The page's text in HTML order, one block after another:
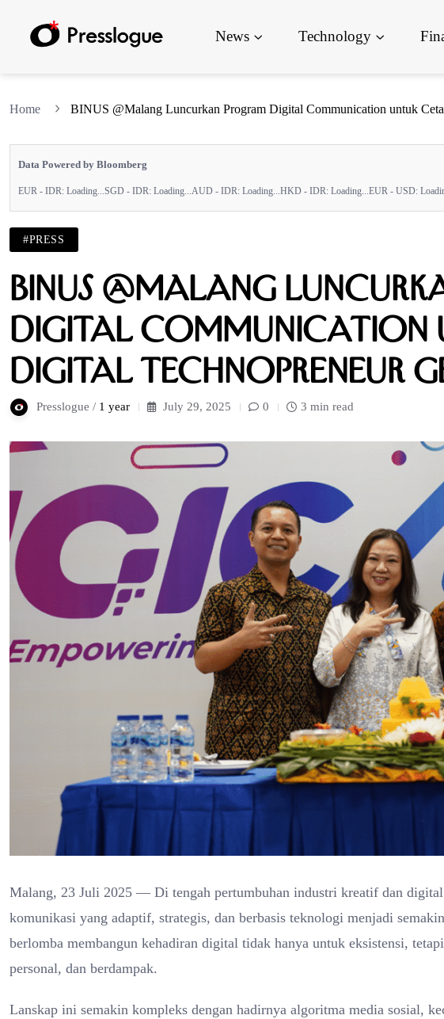
News Technology
Home BINUS @Malang Luncurkan Program Digital Communication untuk
Data Powered by Bloomberg
EUR - IDR: Loading...SGD - IDR: Loading...AUD - IDR: Loading...HKD - IDR: Loading...EUR - USD:
#PRESS
BINUS @Malang
Digital Communication
Digital Technopreneur
Presslogue / 1 year July 29, 2025 0 3 min read
Malang, 23 Juli 2025 — Di tengah pertumbuhan industri kreatif dan
komunikasi yang adaptif, strategis, dan berbasis teknologi menjadi
berlomba membangun kehadiran digital tidak hanya untuk eksistensi,
personal, dan berdampak.
Lanskap ini semakin kompleks dengan hadirnya algoritma media sosial,